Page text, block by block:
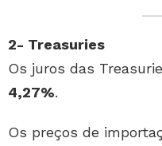
2- Treasuries
Os juros das
4,27%.
Os preços de